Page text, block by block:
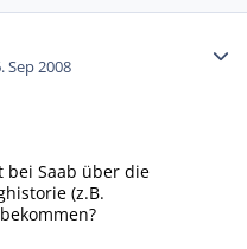
Sep 2008
bei Saab über die
(z.B.